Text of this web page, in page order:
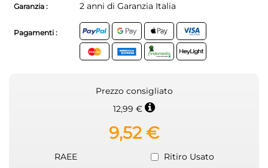
Garanzia : 2 anni di Garanzia Italia
Pagamenti :
Prezzo consigliato
12,99 €
9,52 €
RAEE Ritiro Usato